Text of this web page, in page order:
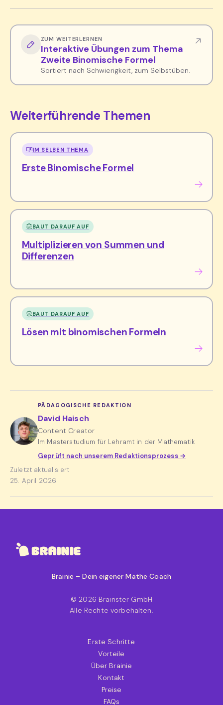
ZUM WEITERLERNEN
Interaktive Übungen zum Thema
Zweite Binomische Formel
Sortiert nach Schwierigkeit, zum Selbstüben.
Weiterführende Themen
IM SELBEN THEMA
Erste Binomische Formel
BAUT DARAUF AUF
Multiplizieren von Summen und
Differenzen
BAUT DARAUF AUF
Lösen mit binomischen Formeln
PÄDAGOGISCHE REDAKTION
David Haisch
Content Creator
Im Masterstudium für Lehramt in der Mathematik
Geprüft nach unserem Redaktionsprozess →
Zuletzt aktualisiert
25. April 2026
Brainie – Dein eigener Mathe Coach
© 2026 Brainster GmbH
Alle Rechte vorbehalten.
Erste Schritte
Vorteile
Über Brainie
Kontakt
Preise
FAQs